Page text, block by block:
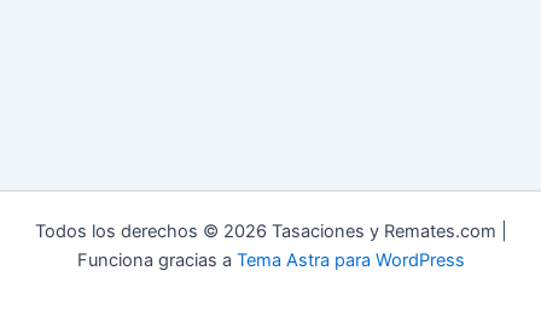
Todos los derechos © 2026 Tasaciones y Remates.com |
Funciona gracias a Tema Astra para WordPress